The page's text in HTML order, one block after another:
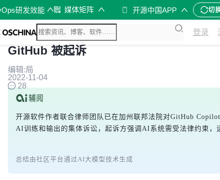
研发效能 媒体矩阵 开源中国APP 切
登录
GitHub 被起诉
编辑:局
2022-11-04
28
开源软件作者联合律师团队已在加州联邦法院对GitHub
AI训练和输出的集体诉讼，起诉方强调AI系统需受法律约束
总结由社区平台通过AI大模型技术生成